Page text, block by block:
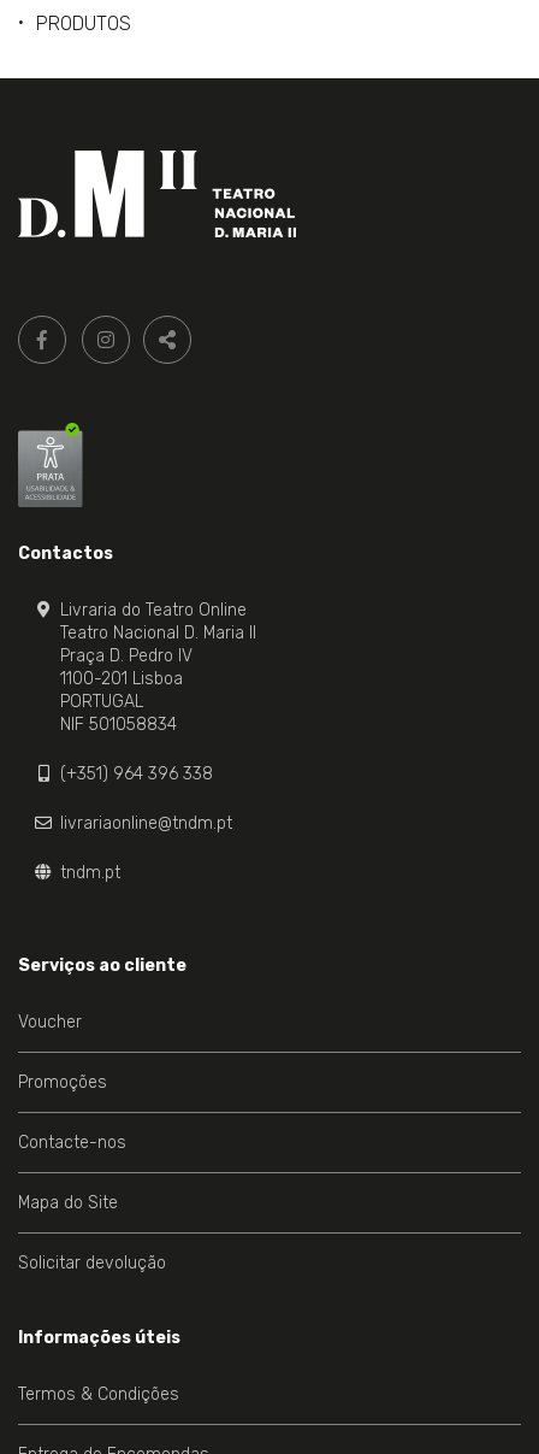
PRODUTOS
Siga-
nos:
FACEBOOK LIVRARIA DO TEATRO ONLINE.
INSTAGRAM LIVRARIA DO TEATRO ONLINE.
PARTILHAR
Contactos
Livraria do Teatro Online
Teatro Nacional D. Maria II
Praça D. Pedro IV
1100-201 Lisboa
PORTUGAL
NIF 501058834
(+351) 964 396 338
livrariaonline@tndm.pt
tndm.pt
Serviços ao cliente
Voucher
Promoções
Contacte-nos
Mapa do Site
Solicitar devolução
Informações úteis
Termos & Condições